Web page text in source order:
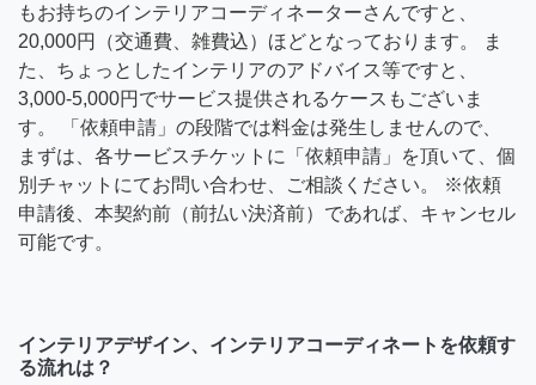
もお持ちのインテリアコーディネーターさんですと、
20,000円（交通費、雑費込）ほどとなっております。 ま
た、ちょっとしたインテリアのアドバイス等ですと、
3,000-5,000円でサービス提供されるケースもございま
す。 「依頼申請」の段階では料金は発生しませんので、
まずは、各サービスチケットに「依頼申請」を頂いて、個
別チャットにてお問い合わせ、ご相談ください。 ※依頼
申請後、本契約前（前払い決済前）であれば、キャンセル
可能です。
インテリアデザイン、インテリアコーディネートを依頼す
る流れは？